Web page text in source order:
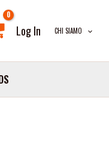
Log In CHI SIAMO